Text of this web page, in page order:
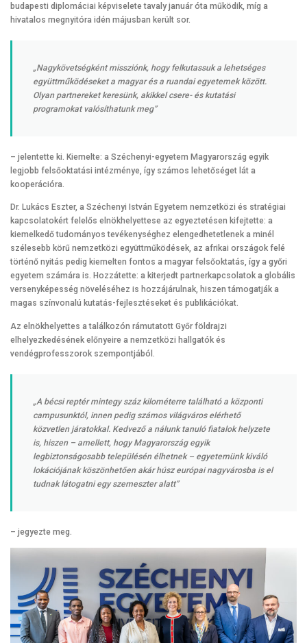
budapesti diplomáciai képviselete tavaly január óta működik, míg a
hivatalos megnyitóra idén májusban került sor.
„Nagykövetségként missziónk, hogy felkutassuk a lehetséges
együttműködéseket a magyar és a ruandai egyetemek között.
Olyan partnereket keresünk, akikkel csere- és kutatási
programokat valósíthatunk meg”
– jelentette ki. Kiemelte: a Széchenyi-egyetem Magyarország egyik
legjobb felsőoktatási intézménye, így számos lehetőséget lát a
kooperációra.
Dr. Lukács Eszter, a Széchenyi István Egyetem nemzetközi és stratégiai
kapcsolatokért felelős elnökhelyettese az egyeztetésen kifejtette: a
kiemelkedő tudományos tevékenységhez elengedhetetlenek a minél
szélesebb körű nemzetközi együttműködések, az afrikai országok felé
történő nyitás pedig kiemelten fontos a magyar felsőoktatás, így a győri
egyetem számára is. Hozzátette: a kiterjedt partnerkapcsolatok a globális
versenyképesség növeléséhez is hozzájárulnak, hiszen támogatják a
magas színvonalú kutatás-fejlesztéseket és publikációkat.
Az elnökhelyettes a találkozón rámutatott Győr földrajzi
elhelyezkedésének előnyeire a nemzetközi hallgatók és
vendégprofesszorok szempontjából.
„A bécsi reptér mintegy száz kilométerre található a központi
campusunktól, innen pedig számos világváros elérhető
közvetlen járatokkal. Kedvező a nálunk tanuló fiatalok helyzete
is, hiszen – amellett, hogy Magyarország egyik
legbiztonságosabb településén élhetnek – egyetemünk kiváló
lokációjának köszönhetően akár húsz európai nagyvárosba is el
tudnak látogatni egy szemeszter alatt”
– jegyezte meg.